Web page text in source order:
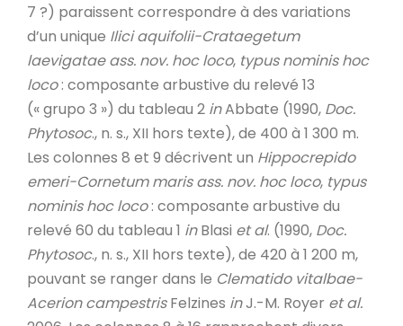
7 ?) paraissent correspondre à des variations
d’un unique Ilici aquifolii-Crataegetum
laevigatae ass. nov. hoc loco, typus nominis hoc
loco: composante arbustive du relevé 13
(« grupo 3 ») du tableau 2 inAbbate (1990, Doc.
Phytosoc., n. s., XII hors texte), de 400 à 1 300 m.
Les colonnes 8 et 9 décrivent un Hippocrepido
emeri-Cornetum maris ass. nov. hoc loco, typus
nominis hoc loco: composante arbustive du
relevé 60 du tableau 1 inBlasi et al. (1990, Doc.
Phytosoc., n. s., XII hors texte), de 420 à 1 200 m,
pouvant se ranger dans le Clematido vitalbae-
Acerion campestrisFelzines inJ.-M. Royer et al.